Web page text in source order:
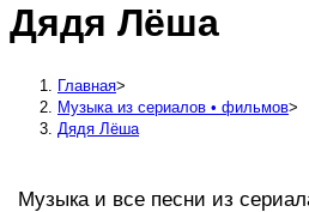
сайту
Дядя Лёша
Главная>
Музыка из сериалов • фильмов>
Дядя Лёша
Музыка и все песни из